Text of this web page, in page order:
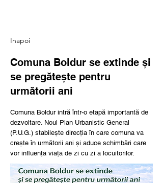
Inapoi
Comuna Boldur se extinde și
se pregătește pentru
următorii ani
Comuna Boldur intră într-o etapă importantă de
dezvoltare. Noul Plan Urbanistic General
(P.U.G.) stabilește direcția în care comuna va
crește în următorii ani și aduce schimbări care
vor influența viața de zi cu zi a locuitorilor.